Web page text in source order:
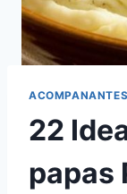
22
papas